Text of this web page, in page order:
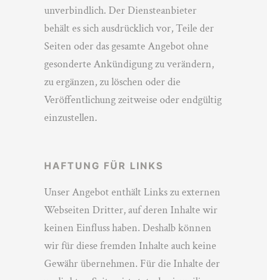
unverbindlich. Der Diensteanbieter
behält es sich ausdrücklich vor, Teile der
Seiten oder das gesamte Angebot ohne
gesonderte Ankündigung zu verändern,
zu ergänzen, zu löschen oder die
Veröffentlichung zeitweise oder endgültig
einzustellen.
HAFTUNG FÜR LINKS
Unser Angebot enthält Links zu externen
Webseiten Dritter, auf deren Inhalte wir
keinen Einfluss haben. Deshalb können
wir für diese fremden Inhalte auch keine
Gewähr übernehmen. Für die Inhalte der